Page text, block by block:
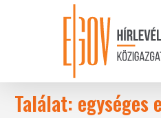
Találat: egységes